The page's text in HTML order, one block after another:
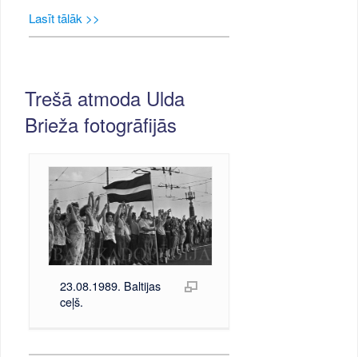
Lasīt tālāk >>
Trešā atmoda Ulda
Brieža fotogrāfijās
23.08.1989. Baltijas
ceļš.